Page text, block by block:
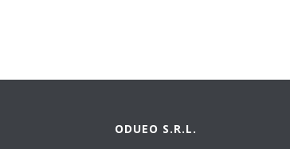
ODUEO S.R.L.